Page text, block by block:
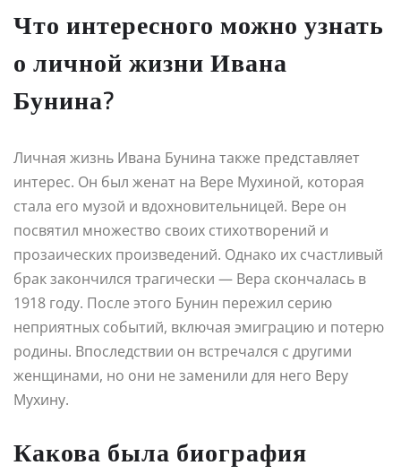
Что интересного можно узнать
о личной жизни Ивана
Бунина?
Личная жизнь Ивана Бунина также представляет
интерес. Он был женат на Вере Мухиной, которая
стала его музой и вдохновительницей. Вере он
посвятил множество своих стихотворений и
прозаических произведений. Однако их счастливый
брак закончился трагически — Вера скончалась в
1918 году. После этого Бунин пережил серию
неприятных событий, включая эмиграцию и потерю
родины. Впоследствии он встречался с другими
женщинами, но они не заменили для него Веру
Мухину.
Какова была биография